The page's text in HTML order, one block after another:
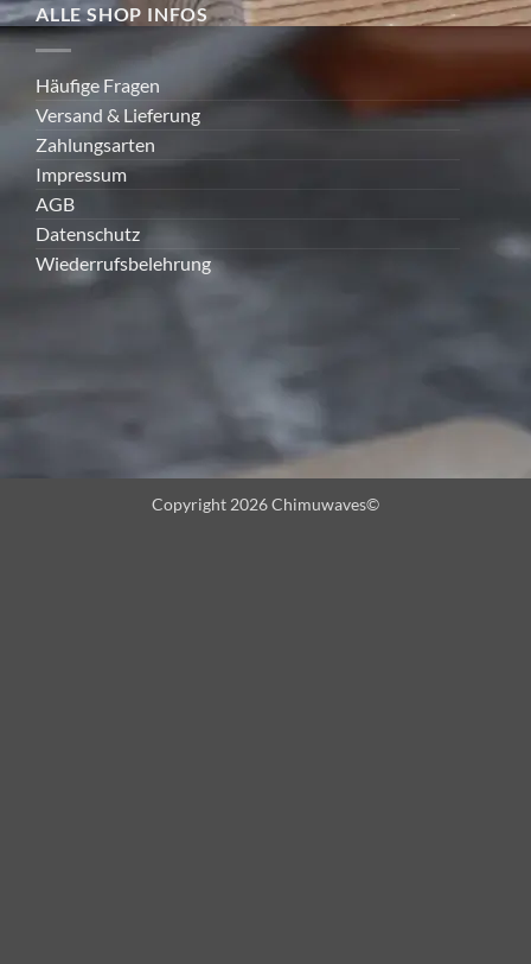
ALLE SHOP INFOS
Häufige Fragen
Versand & Lieferung
Zahlungsarten
Impressum
AGB
Datenschutz
Wiederrufsbelehrung
Copyright 2026 Chimuwaves©